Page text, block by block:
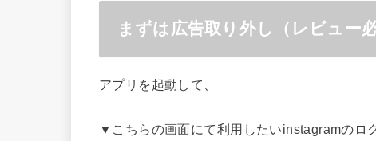
まずは広告取り外し（レビュー
アプリを起動して、
▼こちらの画面にて利用したいinstagramのロ